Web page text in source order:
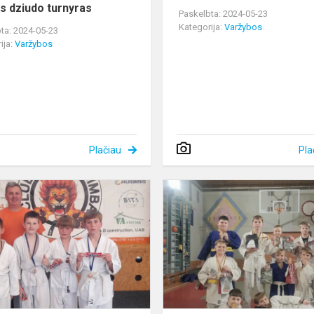
dziudo turnyras
2024-05-23
Varžybos
Plačiau
Paskelbta: 2024-05-23
Kategorija:Varžybos
Jaunieji
dziudistai
Alytuje
iškovojo
keturias
trečiąsias
vi...